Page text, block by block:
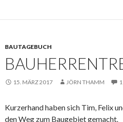
BAUTAGEBUCH
15. MÄRZ 2017 JÖRN THAMM
Kurzerhand haben sich Tim, Felix
den Weg zum Baugebiet gemacht.